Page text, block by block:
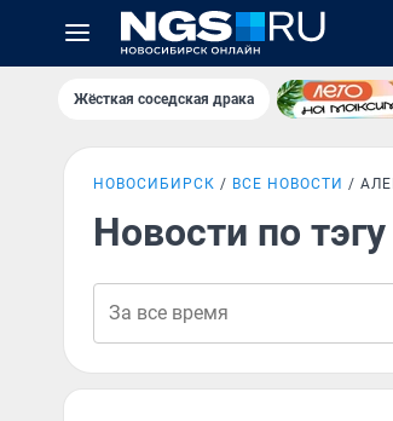
Жёсткая соседская драка
НОВОСИБИРСК ВСЕ НОВОСТИ
Новости по